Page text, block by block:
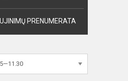
PRENUMERATA